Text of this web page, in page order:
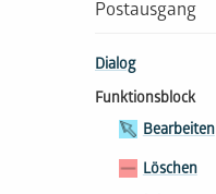
Postausgang
Dialog
Funktionsblock
Bearbeiten
Löschen